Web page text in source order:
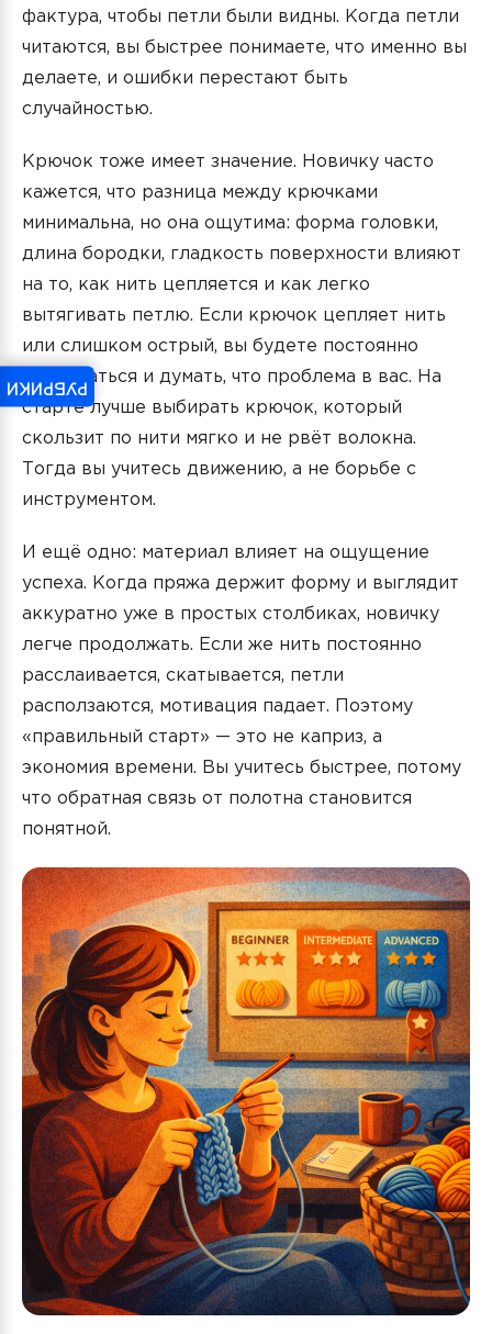
фактура, чтобы петли были видны. Когда петли
читаются, вы быстрее понимаете, что именно вы
делаете, и ошибки перестают быть
случайностью.
Крючок тоже имеет значение. Новичку часто
кажется, что разница между крючками
минимальна, но она ощутима: форма головки,
длина бородки, гладкость поверхности влияют
на то, как нить цепляется и как легко
вытягивать петлю. Если крючок цепляет нить
или слишком острый, вы будете постоянно
спотыкаться и думать, что проблема в вас. На
старте лучше выбирать крючок, который
скользит по нити мягко и не рвёт волокна.
Тогда вы учитесь движению, а не борьбе с
инструментом.
И ещё одно: материал влияет на ощущение
успеха. Когда пряжа держит форму и выглядит
аккуратно уже в простых столбиках, новичку
легче продолжать. Если же нить постоянно
расслаивается, скатывается, петли
расползаются, мотивация падает. Поэтому
«правильный старт» — это не каприз, а
экономия времени. Вы учитесь быстрее, потому
что обратная связь от полотна становится
понятной.
РУБРИКИ